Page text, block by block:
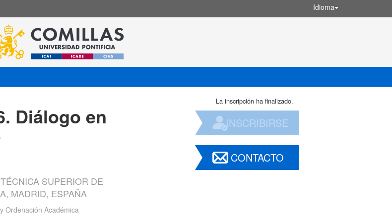
Idioma
Diálogo en
SUPERIOR DE
MADRID, ESPAÑA
Ordenación Académica
La inscripción ha finalizado.
INSCRIBIRSE
CONTACTO